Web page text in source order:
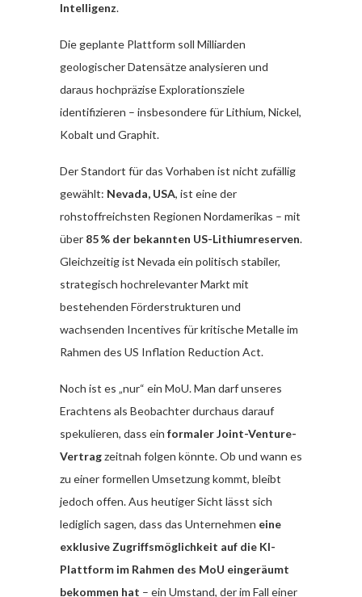
Intelligenz.
Die geplante Plattform soll Milliarden
geologischer Datensätze analysieren und
daraus hochpräzise Explorationsziele
identifizieren – insbesondere für Lithium, Nickel,
Kobalt und Graphit.
Der Standort für das Vorhaben ist nicht zufällig
gewählt: Nevada, USA, ist eine der
rohstoffreichsten Regionen Nordamerikas – mit
über 85 % der bekannten US-Lithiumreserven.
Gleichzeitig ist Nevada ein politisch stabiler,
strategisch hochrelevanter Markt mit
bestehenden Förderstrukturen und
wachsenden Incentives für kritische Metalle im
Rahmen des US Inflation Reduction Act.
Noch ist es „nur“ ein MoU. Man darf unseres
Erachtens als Beobachter durchaus darauf
spekulieren, dass ein formaler Joint-Venture-
Vertragzeitnah folgen könnte. Ob und wann es
zu einer formellen Umsetzung kommt, bleibt
jedoch offen. Aus heutiger Sicht lässt sich
lediglich sagen, dass das Unternehmen eine
exklusive Zugriffsmöglichkeit auf die KI-
Plattform im Rahmen des MoU eingeräumt
bekommen hat – ein Umstand, der im Fall einer